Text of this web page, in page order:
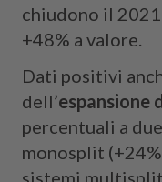
chiudono il
+48% a valore.
Dati positivi
dell’espansione
percentuali a
monosplit (+24%
sistemi